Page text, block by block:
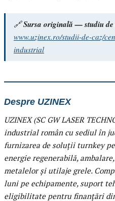
🔗Sursa originală — studiu de
www.uzinex.ro/studii-de-caz/
industrial
Despre UZINEX
UZINEX (SC GW LASER
industrial român cu sediul în
furnizarea de soluții turnkey
energie regenerabilă,
metalelor și utilaje grele.
luni pe echipamente, suport
eligibilitate pentru finanțări